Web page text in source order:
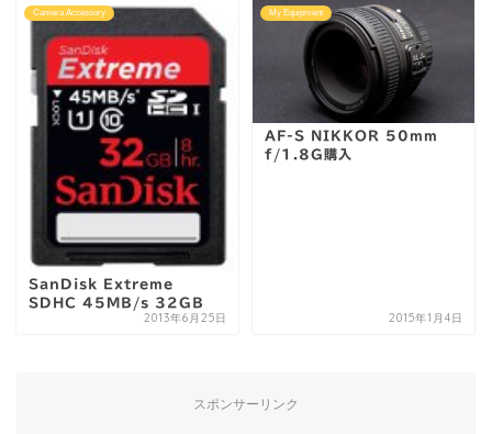
Camera Accessory
SanDisk Extreme
SDHC 45MB/s 32GB
2013年6月25日
My Equipment
AF-S NIKKOR 50mm
f/1.8G購入
2015年1月4日
スポンサーリンク